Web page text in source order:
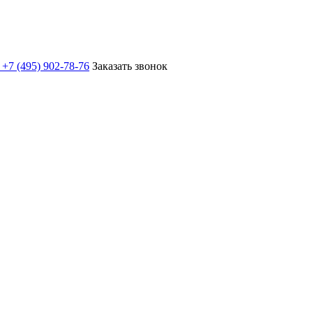
+7 (495) 902-78-76 Заказать звонок